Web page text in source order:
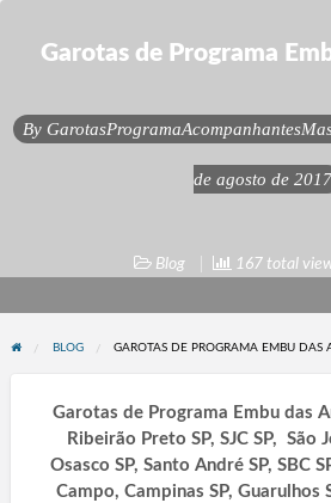
Garotas de Programa
By
de agosto de 2017
Blog 167 total
BLOG GAROTAS DE PROGRAMA EMBU DAS
Garotas de Programa Embu das
Ribeirão Preto SP, SJC SP, São
Osasco SP, Santo André SP, SBC
Campo, Campinas SP, Guarulhos